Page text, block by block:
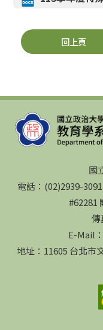
回上頁
國
電話：(02)2939-
#62281
傳
E-Mail
地址：11605 台北市